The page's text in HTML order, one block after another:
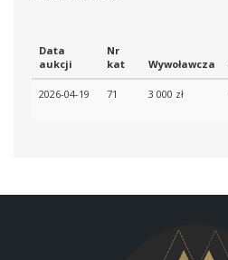
Data
aukcji
Nr
kat
Wywoławcza
2026-04-19 71 3 000 zł